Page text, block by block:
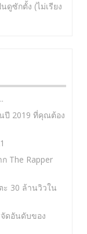
ดูซักตั้ง (ไม่เรียง
ปี 2019 ที่คุณต้อง
The Rapper
ะ 30 ล้านวิวใน
ดอันดับของ